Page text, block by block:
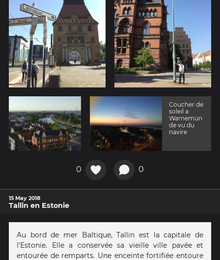
Coucher de
soleil a
Warnemün
de vu du
navire
0 0
15 May 2018
Tallin en Estonie
Au bord de mer Baltique, Tallin est la capitale de
l'Estonie. Elle a conservée sa vieille ville pavée et
entourée de remparts. Une enceinte fortifiée entoure